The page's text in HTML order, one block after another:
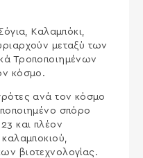
Καλαμπόκι,
μεταξύ των
Τροποποιημένων
κόσμο.
ανά τον κόσμο
σπόρο
και πλέον
καλαμποκιού,
βιοτεχνολογίας.